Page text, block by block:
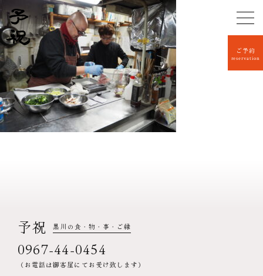
ご予約
reservation
予祝 黒川の食・物・事・ご縁
0967-44-0454
（お電話は御客屋にてお受け致します）